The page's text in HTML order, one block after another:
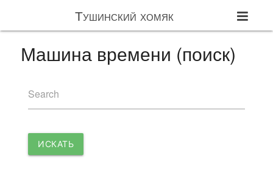
Тушинский хомяк
Машина времени (поиск)
Search
ИСКАТЬ